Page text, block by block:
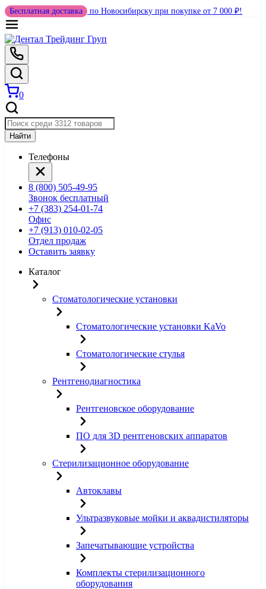
Бесплатная доставка по Новосибирску при покупке от 7 000 ₽!
0
Найти
Телефоны
8 (800) 505-49-95
Звонок бесплатный
+7 (383) 254-01-74
Офис
+7 (913) 010-02-05
Отдел продаж
Оставить заявку
Каталог
Стоматологические установки
Стоматологические установки KaVo
Стоматологические стулья
Рентгенодиагностика
Рентгеновское оборудование
ПО для 3D рентгеновских аппаратов
Стерилизационное оборудование
Автоклавы
Ультразвуковые мойки и аквадистиляторы
Запечатывающие устройства
Комплекты стерилизационного
оборудования